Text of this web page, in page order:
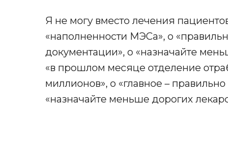
Я не могу вместо лечения
«наполненности МЭСа», о
документации», о «назначайте
«в прошлом месяце отделение
миллионов», о «главное –
«назначайте меньше дорогих